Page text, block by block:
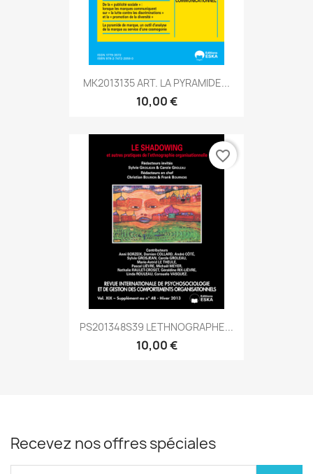
MK2013135 ART. LA PYRAMIDE...
10,00 €
PS201348S39 LETHNOGRAPHE...
10,00 €
favorite_border
Recevez nos offres spéciales